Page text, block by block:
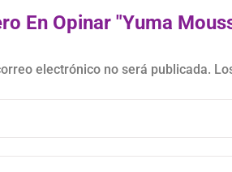
En Opinar "Yuma
electrónico no será publicada.